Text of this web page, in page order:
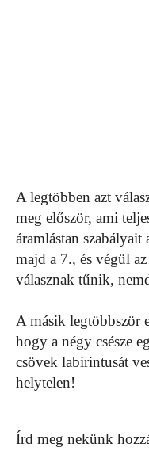
A legtöbben azt
meg először, ami
áramlástan
majd a 7., és végül
válasznak tűnik,
A másik legtöbbször
hogy a négy csésze
csövek labirintusát
helytelen!
Írd meg nekünk